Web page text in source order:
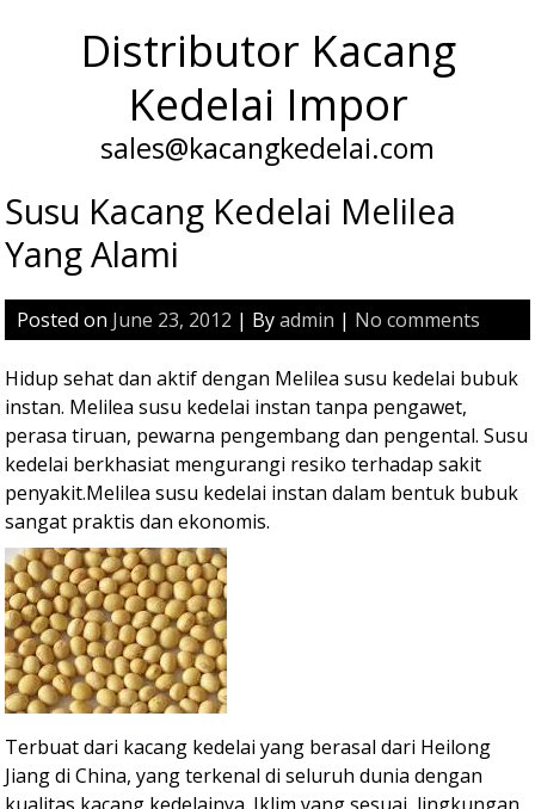
Distributor Kacang
Kedelai Impor
sales@kacangkedelai.com
Susu Kacang Kedelai Melilea
Yang Alami
Posted on June 23, 2012 | Byadmin | No comments
Hidup sehat dan aktif dengan Melilea susu kedelai bubuk
instan. Melilea susu kedelai instan tanpa pengawet,
perasa tiruan, pewarna pengembang dan pengental. Susu
kedelai berkhasiat mengurangi resiko terhadap sakit
penyakit.Melilea susu kedelai instan dalam bentuk bubuk
sangat praktis dan ekonomis.
Terbuat dari kacang kedelai yang berasal dari Heilong
Jiang di China, yang terkenal di seluruh dunia dengan